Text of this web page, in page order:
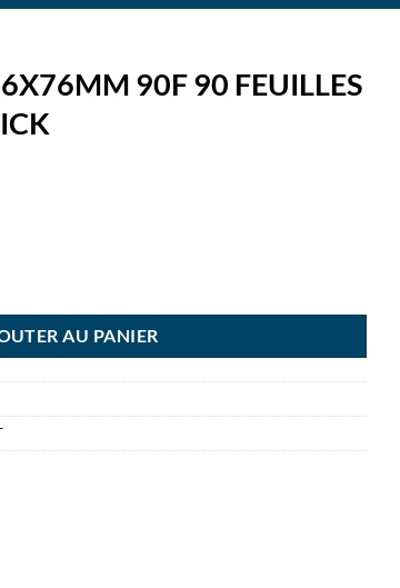
90F 90 FEUILLES
AU PANIER